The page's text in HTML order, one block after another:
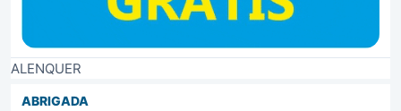
ALENQUER
ABRIGADA